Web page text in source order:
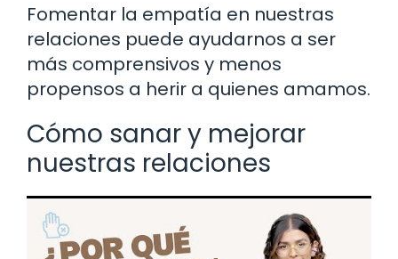
Fomentar la empatía en nuestras
relaciones puede ayudarnos a ser
más comprensivos y menos
propensos a herir a quienes amamos.
Cómo sanar y mejorar
nuestras relaciones